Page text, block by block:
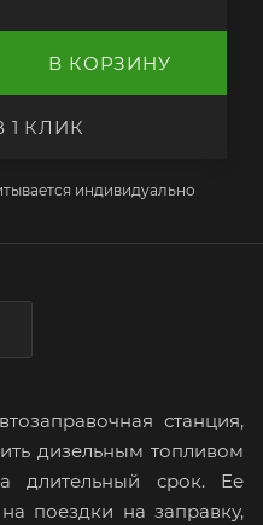
В КОРЗИНУ
1 КЛИК
индивидуально
станция,
дизельным топливом
длительный срок. Ее
поездки на заправку,